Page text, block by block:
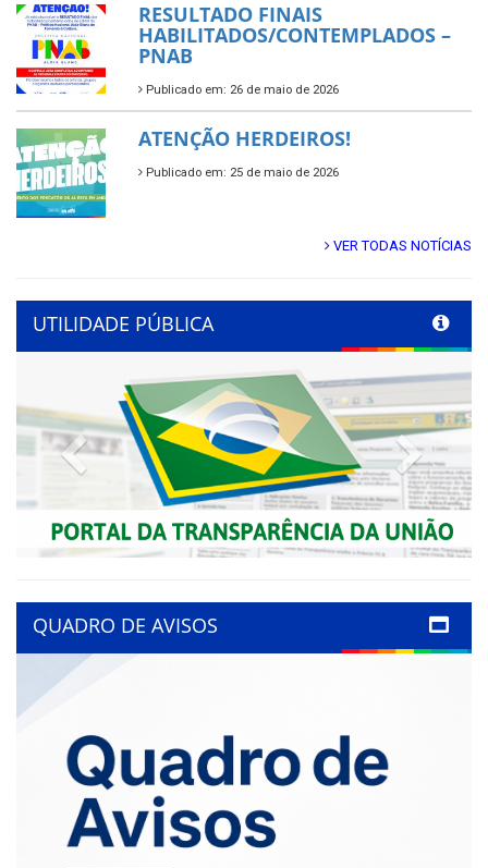
RESULTADO FINAIS
HABILITADOS/CONTEMPLADOS –
PNAB
Publicado em: 26 de maio de 2026
ATENÇÃO HERDEIROS!
Publicado em: 25 de maio de 2026
VER TODAS NOTÍCIAS
UTILIDADE PÚBLICA
Previous Next
QUADRO DE AVISOS